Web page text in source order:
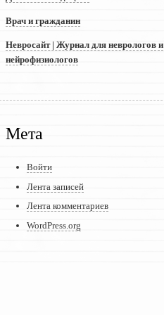
Врач и гражданин
Невросайт | Журнал для неврологов и
нейрофизиологов
Мета
Войти
Лента записей
Лента комментариев
WordPress.org